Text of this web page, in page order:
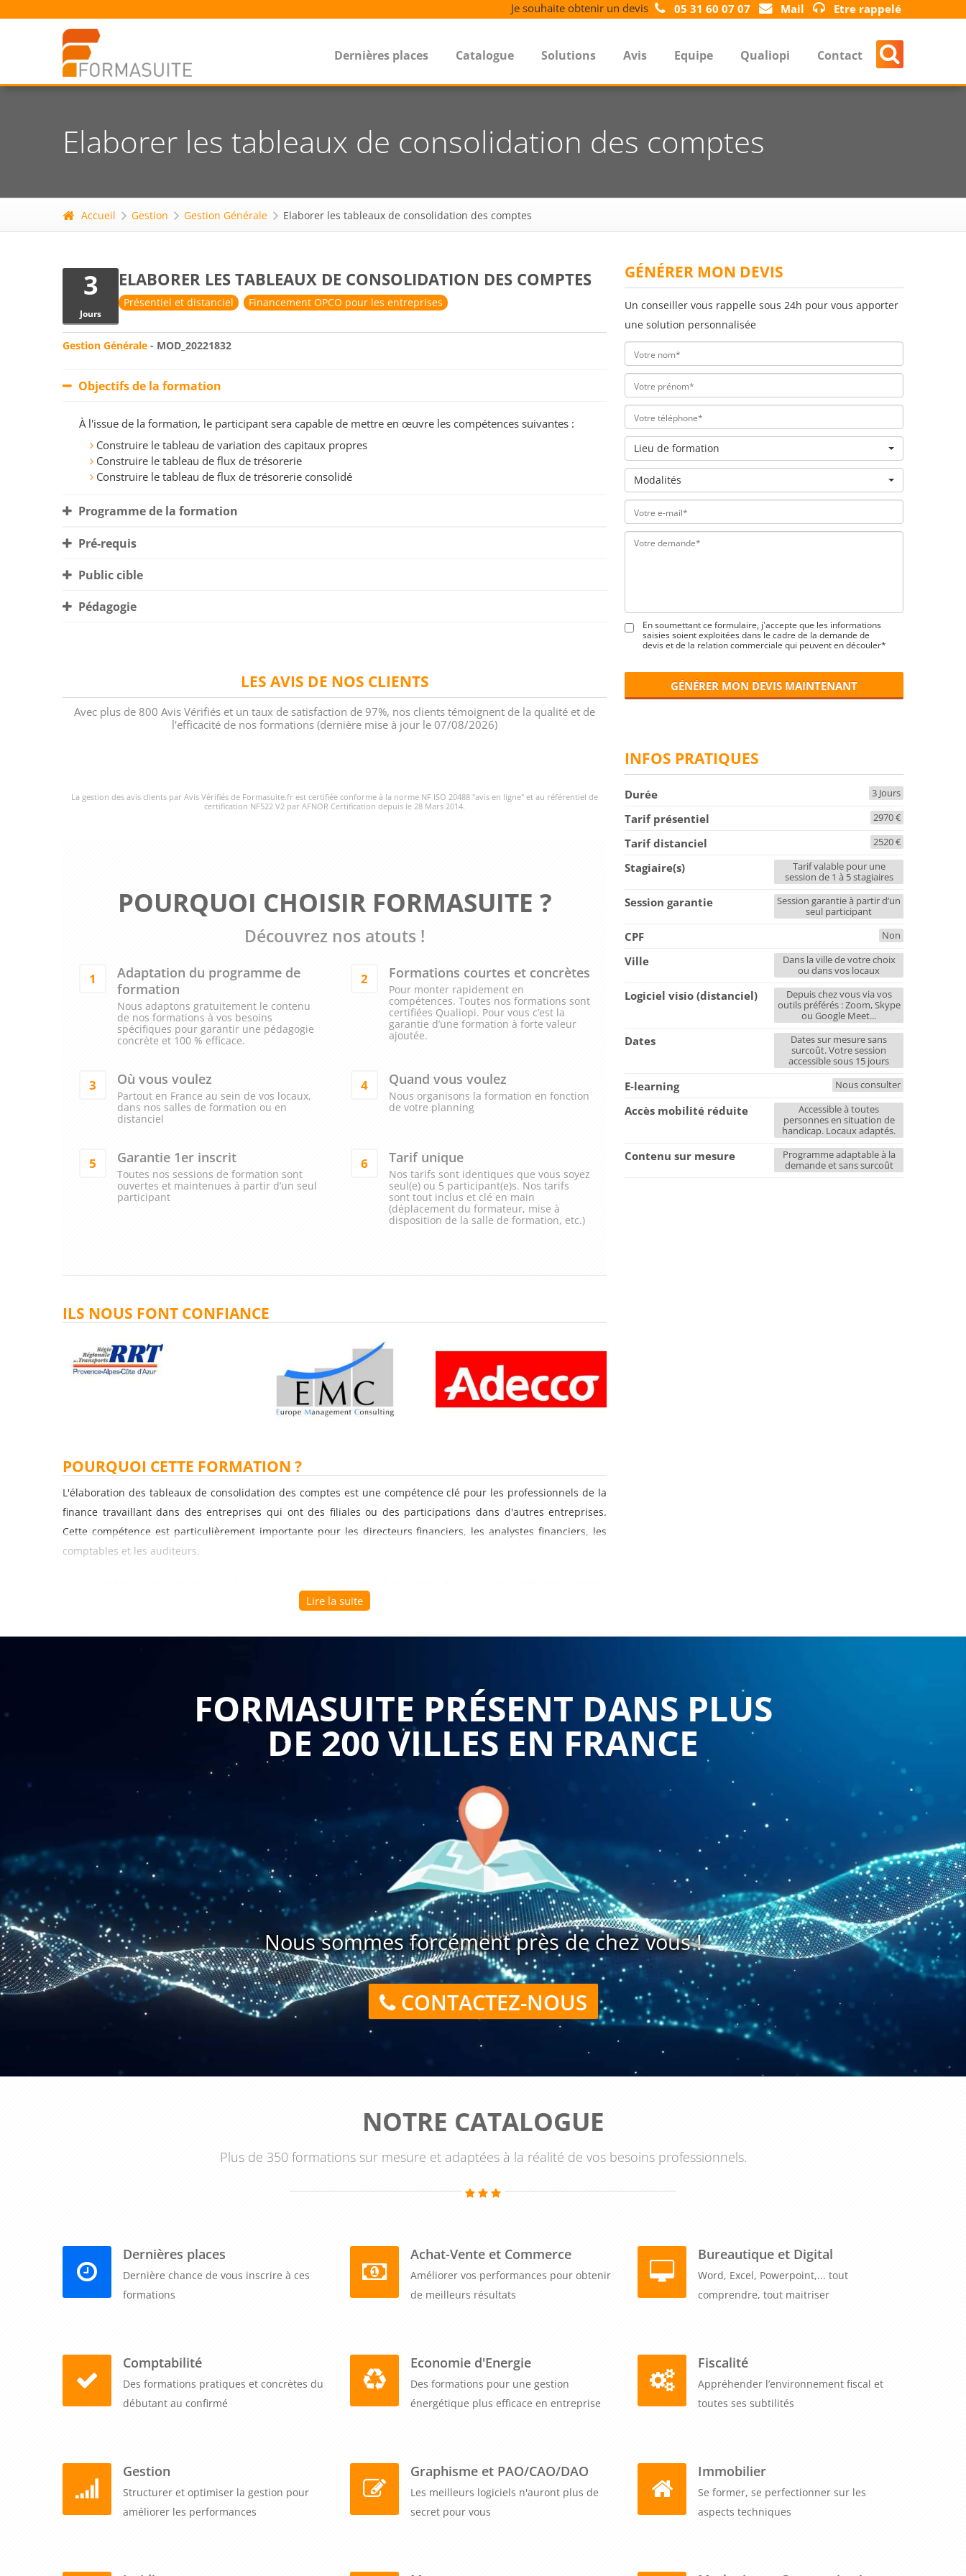
Je souhaite obtenir un devis 05 31 60 07 07 Mail Etre rappelé
Dernières places Catalogue Solutions Avis Equipe Qualiopi Contact
Elaborer les tableaux de consolidation des comptes
Accueil Gestion Gestion Générale Elaborer les tableaux de consolidation des comptes
3
Jours
ELABORER LES TABLEAUX DE CONSOLIDATION DES COMPTES
Présentiel et distanciel Financement OPCO pour les entreprises
Gestion Générale - MOD_20221832
Objectifs de la formation
À l'issue de la formation, le participant sera capable de mettre en œuvre les compétences suivantes :
Construire le tableau de variation des capitaux propres
Construire le tableau de flux de trésorerie
Construire le tableau de flux de trésorerie consolidé
Programme de la formation
Pré-requis
Public cible
Pédagogie
LES AVIS DE NOS CLIENTS
Avec plus de 800 Avis Vérifiés et un taux de satisfaction de 97%, nos clients témoignent de la qualité et de
l'efficacité de nos formations (dernière mise à jour le 07/08/2026)
La gestion des avis clients par Avis Vérifiés de Formasuite.fr est certifiée conforme à la norme NF ISO 20488 "avis en ligne" et au référentiel de
certification NF522 V2 par AFNOR Certification depuis le 28 Mars 2014.
POURQUOI CHOISIR FORMASUITE ?
Découvrez nos atouts !
1
Adaptation du programme de
formation
Nous adaptons gratuitement le contenu
de nos formations à vos besoins
spécifiques pour garantir une pédagogie
concrète et 100 % efficace.
2 Formations courtes et concrètes
Pour monter rapidement en
compétences. Toutes nos formations sont
certifiées Qualiopi. Pour vous c’est la
garantie d’une formation à forte valeur
ajoutée.
3 Où vous voulez
Partout en France au sein de vos locaux,
dans nos salles de formation ou en
distanciel
4 Quand vous voulez
Nous organisons la formation en fonction
de votre planning
5 Garantie 1er inscrit
Toutes nos sessions de formation sont
ouvertes et maintenues à partir d’un seul
participant
6 Tarif unique
Nos tarifs sont identiques que vous soyez
seul(e) ou 5 participant(e)s. Nos tarifs
sont tout inclus et clé en main
(déplacement du formateur, mise à
disposition de la salle de formation, etc.)
ILS NOUS FONT CONFIANCE
POURQUOI CETTE FORMATION ?
L'élaboration des tableaux de consolidation des comptes est une compétence clé pour les professionnels de la
finance travaillant dans des entreprises qui ont des filiales ou des participations dans d'autres entreprises.
Cette compétence est particulièrement importante pour les directeurs financiers, les analystes financiers, les
comptables et les auditeurs.
juridiques d'une entreprise en une seule entité consolidée pour refléter la situation financière globale de
La formation sur l'élaboration des tableaux de consolidation des comptes peut aider les professionnels de la
finance à comprendre les normes comptables internationales et les règles de consolidation. Elle peut également
aider à comprendre les différentes méthodes de consolidation, telles que la méthode de l'intégration globale et
la méthode de l'intégration proportionnelle.
La formation permet également de comprendre les différentes étapes du processus de consolidation, depuis la
collecte des données financières jusqu'à la production des tableaux de consolidation. Elle permet d'acquérir les
compétences nécessaires pour analyser les données financières et pour produire des tableaux de consolidation
En outre, la formation sur l'élaboration des tableaux de consolidation des comptes peut aider les professionnels
de la finance à comprendre les enjeux liés à la consolidation des comptes. Ils peuvent ainsi identifier les risques
potentiels liés à la consolidation des comptes et mettre en place des mesures pour les minimiser.
En résumé, la formation sur l'élaboration des tableaux de consolidation des comptes est essentielle pour les
professionnels de la finance travaillant dans des entreprises qui ont des filiales ou des participations dans
d'autres entreprises. Elle permet de comprendre les normes comptables internationales, les règles de
consolidation et les différentes méthodes de consolidation. Elle permet également d'acquérir les compétences
nécessaires pour produire des tableaux de consolidation précis et pour identifier les risques potentiels liés à la
Lire la suite
GÉNÉRER MON DEVIS
Un conseiller vous rappelle sous 24h pour vous apporter
une solution personnalisée
Lieu de formation
Modalités
En soumettant ce formulaire, j'accepte que les informations
saisies soient exploitées dans le cadre de la demande de
devis et de la relation commerciale qui peuvent en découler*
GÉNÉRER MON DEVIS MAINTENANT
INFOS PRATIQUES
Durée 3 Jours
Tarif présentiel 2970 €
Tarif distanciel 2520 €
Stagiaire(s)
Tarif valable pour une
session de 1 à 5 stagiaires
Session garantie
Session garantie à partir d’un
seul participant
CPF Non
Ville
Dans la ville de votre choix
ou dans vos locaux
Logiciel visio (distanciel)
Depuis chez vous via vos
outils préférés : Zoom, Skype
ou Google Meet...
Dates
Dates sur mesure sans
surcoût. Votre session
accessible sous 15 jours
E-learning Nous consulter
Accès mobilité réduite
Accessible à toutes
personnes en situation de
handicap. Locaux adaptés.
Contenu sur mesure
Programme adaptable à la
demande et sans surcoût
FORMASUITE PRÉSENT DANS PLUS
DE 200 VILLES EN FRANCE
Nous sommes forcément près de chez vous !
CONTACTEZ-NOUS
NOTRE CATALOGUE
Plus de 350 formations sur mesure et adaptées à la réalité de vos besoins professionnels.
Dernières places
Dernière chance de vous inscrire à ces
formations
Achat-Vente et Commerce
Améliorer vos performances pour obtenir
de meilleurs résultats
Bureautique et Digital
Word, Excel, Powerpoint,... tout
comprendre, tout maitriser
Comptabilité
Des formations pratiques et concrètes du
débutant au confirmé
Economie d'Energie
Des formations pour une gestion
énergétique plus efficace en entreprise
Fiscalité
Appréhender l’environnement fiscal et
toutes ses subtilités
Gestion
Structurer et optimiser la gestion pour
améliorer les performances
Graphisme et PAO/CAO/DAO
Les meilleurs logiciels n'auront plus de
secret pour vous
Immobilier
Se former, se perfectionner sur les
aspects techniques